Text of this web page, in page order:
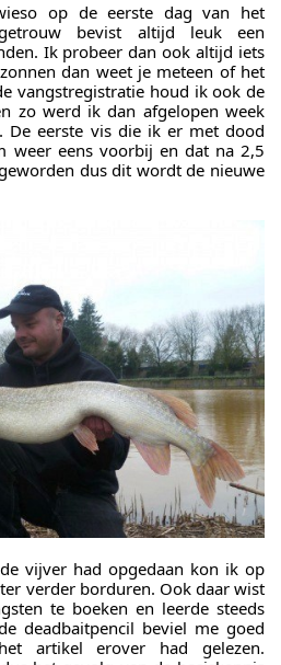
op de eerste dag van het
bevist altijd leuk een
Ik probeer dan ook altijd iets
dan weet je meteen of het
vangstregistratie houd ik ook de
zo werd ik dan afgelopen week
De eerste vis die ik er met dood
weer eens voorbij en dat na 2,5
dus dit wordt de nieuwe
vijver had opgedaan kon ik op
verder borduren. Ook daar wist
te boeken en leerde steeds
deadbaitpencil beviel me goed
artikel erover had gelezen.